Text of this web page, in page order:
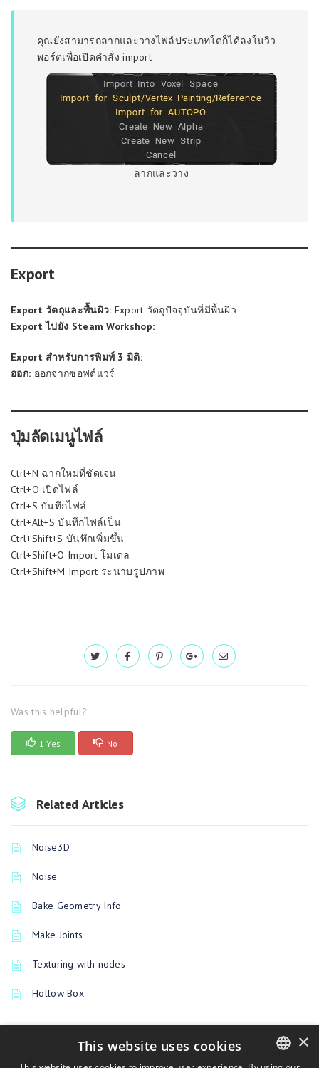
คุณยังสามารถลากและวางไฟล์ประเภทใดก็ได้ลงในวิว
พอร์ตเพื่อเปิดคำสั่ง import
ลากและวาง
Export
Export วัตถุและพื้นผิว: Export วัตถุปัจจุบันที่มีพื้นผิว
Export ไปยัง Steam Workshop:
Export สำหรับการพิมพ์ 3 มิติ:
ออก: ออกจากซอฟต์แวร์
ปุ่มลัดเมนูไฟล์
Ctrl+N ฉากใหม่ที่ชัดเจน
Ctrl+O เปิดไฟล์
Ctrl+S บันทึกไฟล์
Ctrl+Alt+S บันทึกไฟล์เป็น
Ctrl+Shift+S บันทึกเพิ่มขึ้น
Ctrl+Shift+O Import โมเดล
Ctrl+Shift+M Import ระนาบรูปภาพ
Was this helpful?
1 Yes No
Related Articles
Noise3D
Noise
Bake Geometry Info
Make Joints
Texturing with nodes
Hollow Box
×
This website uses cookies